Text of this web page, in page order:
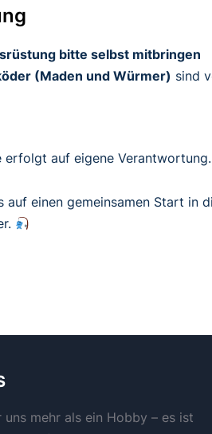
bitte selbst mitbringen
(Maden und Würmer) sind
erfolgt auf eigene Verantwortung.
auf einen gemeinsamen Start in
uns mehr als ein Hobby – es ist